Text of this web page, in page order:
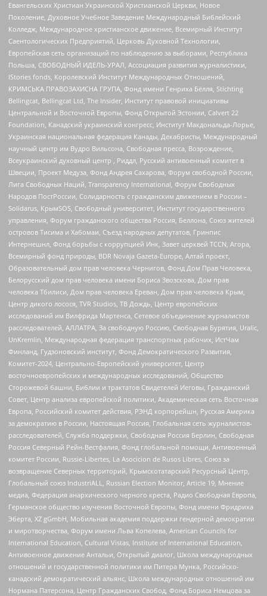
Евангельских Христиан Украинской Христианской Церкви, Новое
Поколение, Духовное Учебное Заведение Международный Библейский
Колледж, Международное христианское движение, Всемирный Институт
Саентологических Предприятий, Церковь Духовной Технологии,
Европейская сеть организаций по наблюдению за выборами, Республика
Польша, СВОБОДНЫЙ ИДЕЛЬ-УРАЛ, Ассоциация развития журналистики,
IStories fonds, Королевский Институт Международных Отношений,
КРИМСЬКА ПРАВОЗАХИСНА ГРУПА, Фонд имени Генриха Бёлля, Stichting
Bellingcat, Bellingcat Ltd, The Insider, Институт правовой инициативы
Центральной и Восточной Европы, Фонд Открытой Эстонии, Calvert 22
Foundation, Канадский украинский конгресс, Институт Макдональда-Лорье,
Украинская национальная федерация Канады, Декабристы, Международный
научный центр им Вудро Вильсона, Свободная пресса, Возрождение,
Всеукраинский духовный центр , Риддл, Русский антивоенный комитет в
Швеции, Проект Медуза, Фонд Андрея Сахарова, Форум свободной России,
Лига Свободных Наций, Transparеncy International, Форум Свободных
Народов ПостРоссии, Солидарность с гражданским движением в России –
Solidarus, КрымSOS, Свободный университет, Институт государственного
управления, Форум гражданского общества Россия, Беллона, Союз жителей
островов Тисима и Хабомаи, Съезд народных депутатов, Гринпис
Интернешнл, Фонд борьбы с коррупцией Инк, Завет церквей TCCN, Агора,
Всемирный фонд природы, BDR Novaja Gazeta-Europe, Алтай проект,
Образовательный дом прав человека Чернигов, Фонд Дом Прав Человека,
Белорусский дом прав человека имени Бориса Звозскова, Дом прав
человека Тбилиси, Дом прав человека Ереван, Дом прав человека Крым,
Центр дикого лосося, TVR Studios, ТВ Дождь, Центр европейских
исследований им Вилфрида Мартенса, Сетевое объединение журналистов
расследователей, АЛЛАТРА, За свободную Россию, Свободная Бурятия, Uralic,
UnKremlin, Международная федерация транспортных рабочих, ИстЧам
Финланд, Гудзоновский институт, Фонд Демократического Развития,
Комитет-2024, Центрально-Европейский университет, Центр
восточноевропейских и международных исследований, Общество
Сторожевой башни, Библии и трактатов Свидетелей Иеговы, Гражданский
Совет, Центр анализа европейской политики, Академическая сеть Восточная
Европа, Российский комитет действия, РЭНД корпорейшн, Русская Америка
за демократию в России, Настоящая Россия, Глобальная сеть журналистов-
расследователей, Служба поддержки, Свободная Россия Берлин, Свободная
Россия Северный Рейн-Вестфалия, Фонд глобальной помощи, Антивоенный
комитет России, Russie-Libertes, La Asocicion de Rusos Libres, Союз за
возвращение Северных территорий, Крымскотатарский Ресурсный Центр,
Глобальный союз IndustriALL, Russian Election Monitor, Article 19, Мнение
медиа, Федерация анархического черного креста, Радио Свободная Европа,
Германское общество изучения Восточной Европы, Фонд имени Фридриха
Эберта, XZ gGmbH, Мобильная академия поддержки гендерной демократии
и миротворчества, Форум имени Льва Копелева, American Councils for
International Education, Cultural Vistas, Institute of International Education,
Антивоенное движение Антальи, Открытый диалог, Школа международных
отношений и государственной политики им Питера Мунка, Российско-
канадский демократический альянс, Школа международных отношений им
Нормана Патерсона, Центр Гражданских Свобод, Фонд Бориса Немцова за